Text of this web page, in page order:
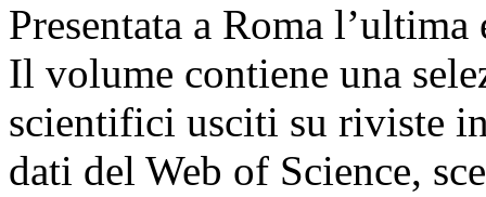
Presentata a Roma
Il volume contiene una
scientifici usciti su riviste
dati del Web of Science,